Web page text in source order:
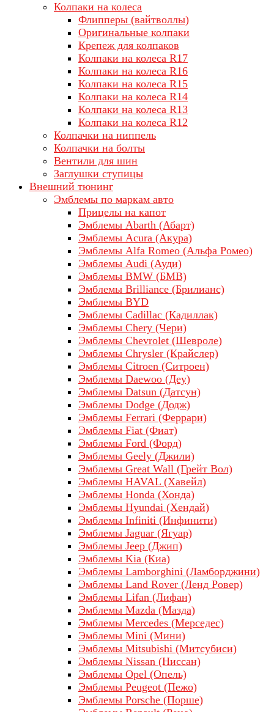
Колпаки на колеса
Флипперы (вайтволлы)
Оригинальные колпаки
Крепеж для колпаков
Колпаки на колеса R17
Колпаки на колеса R16
Колпаки на колеса R15
Колпаки на колеса R14
Колпаки на колеса R13
Колпаки на колеса R12
Колпачки на ниппель
Колпачки на болты
Вентили для шин
Заглушки ступицы
Внешний тюнинг
Эмблемы по маркам авто
Прицелы на капот
Эмблемы Abarth (Абарт)
Эмблемы Acura (Акура)
Эмблемы Alfa Romeo (Альфа Ромео)
Эмблемы Audi (Ауди)
Эмблемы BMW (БМВ)
Эмблемы Brilliance (Брилианс)
Эмблемы BYD
Эмблемы Cadillac (Кадиллак)
Эмблемы Chery (Чери)
Эмблемы Chevrolet (Шевроле)
Эмблемы Chrysler (Крайслер)
Эмблемы Citroen (Ситроен)
Эмблемы Daewoo (Деу)
Эмблемы Datsun (Датсун)
Эмблемы Dodge (Додж)
Эмблемы Ferrari (Феррари)
Эмблемы Fiat (Фиат)
Эмблемы Ford (Форд)
Эмблемы Geely (Джили)
Эмблемы Great Wall (Грейт Вол)
Эмблемы HAVAL (Хавейл)
Эмблемы Honda (Хонда)
Эмблемы Hyundai (Хендай)
Эмблемы Infiniti (Инфинити)
Эмблемы Jaguar (Ягуар)
Эмблемы Jeep (Джип)
Эмблемы Kia (Киа)
Эмблемы Lamborghini (Ламборджини)
Эмблемы Land Rover (Ленд Ровер)
Эмблемы Lifan (Лифан)
Эмблемы Mazda (Мазда)
Эмблемы Mercedes (Мерседес)
Эмблемы Mini (Мини)
Эмблемы Mitsubishi (Митсубиси)
Эмблемы Nissan (Ниссан)
Эмблемы Opel (Опель)
Эмблемы Peugeot (Пежо)
Эмблемы Porsche (Порше)